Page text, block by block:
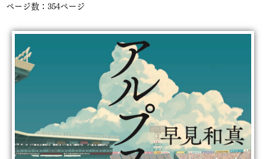
ページ数：354ページ